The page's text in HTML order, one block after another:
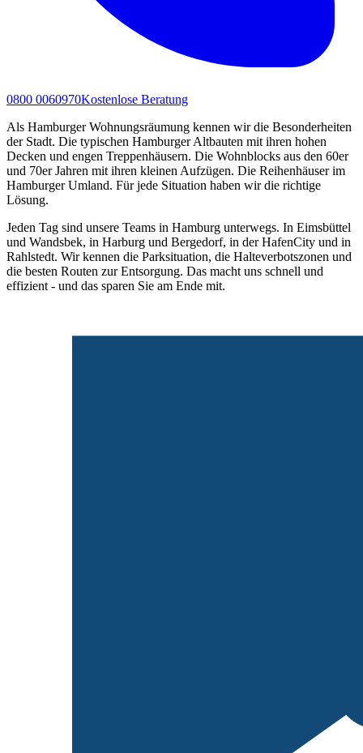
0800 0060970Kostenlose Beratung
Als Hamburger Wohnungsräumung kennen wir die Besonderheiten
der Stadt. Die typischen Hamburger Altbauten mit ihren hohen
Decken und engen Treppenhäusern. Die Wohnblocks aus den 60er
und 70er Jahren mit ihren kleinen Aufzügen. Die Reihenhäuser im
Hamburger Umland. Für jede Situation haben wir die richtige
Lösung.
Jeden Tag sind unsere Teams in Hamburg unterwegs. In Eimsbüttel
und Wandsbek, in Harburg und Bergedorf, in der HafenCity und in
Rahlstedt. Wir kennen die Parksituation, die Halteverbotszonen und
die besten Routen zur Entsorgung. Das macht uns schnell und
effizient - und das sparen Sie am Ende mit.